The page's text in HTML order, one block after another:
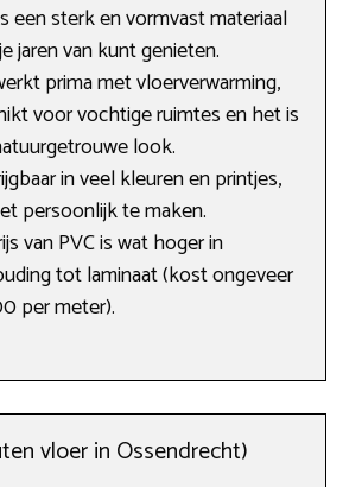
een sterk en vormvast materiaal
jaren van kunt genieten.
prima met vloerverwarming,
voor vochtige ruimtes en het is
look.
in veel kleuren en printjes,
persoonlijk te maken.
van PVC is wat hoger in
tot laminaat (kost ongeveer
per meter).
vloer in Ossendrecht)